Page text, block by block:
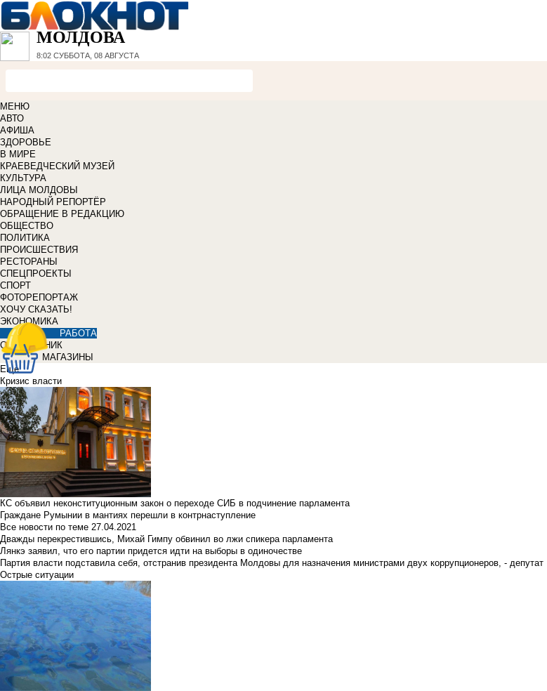
МОЛДОВА
8:02 СУББОТА, 08 АВГУСТА
МЕНЮ
АВТО
АФИША
ЗДОРОВЬЕ
В МИРЕ
КРАЕВЕДЧЕСКИЙ МУЗЕЙ
КУЛЬТУРА
ЛИЦА МОЛДОВЫ
НАРОДНЫЙ РЕПОРТЁР
ОБРАЩЕНИЕ В РЕДАКЦИЮ
ОБЩЕСТВО
ПОЛИТИКА
ПРОИСШЕСТВИЯ
РЕСТОРАНЫ
СПЕЦПРОЕКТЫ
СПОРТ
ФОТОРЕПОРТАЖ
ХОЧУ СКАЗАТЬ!
ЭКОНОМИКА
РАБОТА
СПРАВОЧНИК
МАГАЗИНЫ
Еще
Кризис власти
КС объявил неконституционным закон о переходе СИБ в подчинение парламента
Граждане Румынии в мантиях перешли в контрнаступление
Все новости по теме 27.04.2021
Дважды перекрестившись, Михай Гимпу обвинил во лжи спикера парламента
Лянкэ заявил, что его партии придется идти на выборы в одиночестве
Партия власти подставила себя, отстранив президента Молдовы для назначения министрами двух коррупционеров, - депутат
Острые ситуации